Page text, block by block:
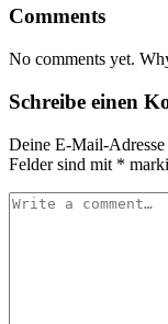
Comments
No comments yet.
Schreibe einen
Deine E-Mail-
Felder sind mit *